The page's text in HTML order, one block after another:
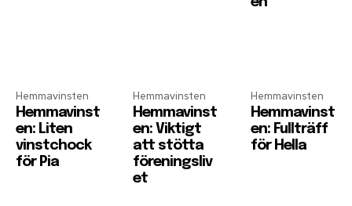
Hemmavinsten
Hemmavinst
en: Liten
vinstchock
för Pia
Hemmavinsten
Hemmavinst
en: Viktigt
att stötta
föreningsliv
et
Hemmavinsten
Hemmavinst
en: Fullträff
för Hella